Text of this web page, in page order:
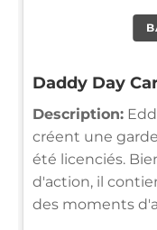
Daddy Day
Description:
créent une
été licenciés.
d'action, il
des moments